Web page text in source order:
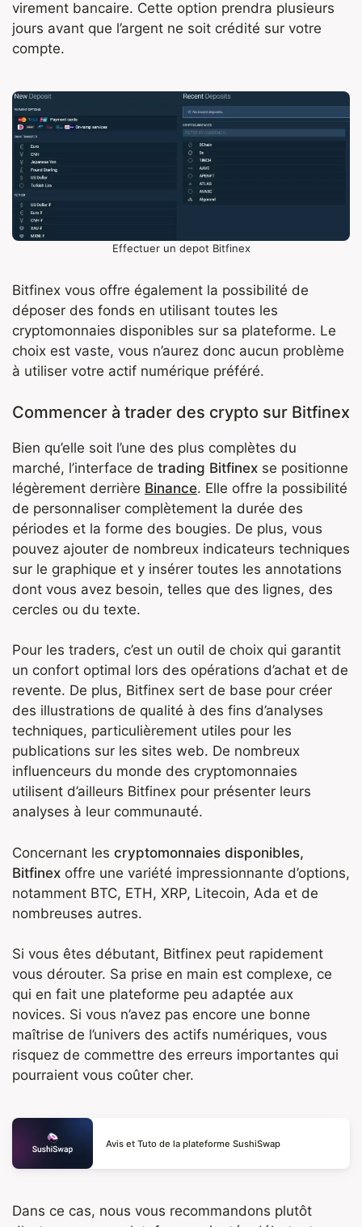
virement bancaire. Cette option prendra plusieurs
jours avant que l’argent ne soit crédité sur votre
compte.
Effectuer un depot Bitfinex
Bitfinex vous offre également la possibilité de
déposer des fonds en utilisant toutes les
cryptomonnaies disponibles sur sa plateforme. Le
choix est vaste, vous n’aurez donc aucun problème
à utiliser votre actif numérique préféré.
Commencer à trader des crypto sur Bitfinex
Bien qu’elle soit l’une des plus complètes du
marché, l’interface de trading Bitfinex se positionne
légèrement derrière Binance. Elle offre la possibilité
de personnaliser complètement la durée des
périodes et la forme des bougies. De plus, vous
pouvez ajouter de nombreux indicateurs techniques
sur le graphique et y insérer toutes les annotations
dont vous avez besoin, telles que des lignes, des
cercles ou du texte.
Pour les traders, c’est un outil de choix qui garantit
un confort optimal lors des opérations d’achat et de
revente. De plus, Bitfinex sert de base pour créer
des illustrations de qualité à des fins d’analyses
techniques, particulièrement utiles pour les
publications sur les sites web. De nombreux
influenceurs du monde des cryptomonnaies
utilisent d’ailleurs Bitfinex pour présenter leurs
analyses à leur communauté.
Concernant les cryptomonnaies disponibles,
Bitfinex offre une variété impressionnante d’options,
notamment BTC, ETH, XRP, Litecoin, Ada et de
nombreuses autres.
Si vous êtes débutant, Bitfinex peut rapidement
vous dérouter. Sa prise en main est complexe, ce
qui en fait une plateforme peu adaptée aux
novices. Si vous n’avez pas encore une bonne
maîtrise de l’univers des actifs numériques, vous
risquez de commettre des erreurs importantes qui
pourraient vous coûter cher.
Avis et Tuto de la plateforme SushiSwap
Dans ce cas, nous vous recommandons plutôt